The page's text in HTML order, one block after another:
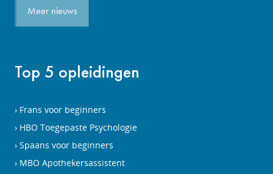
Meer nieuws
Top 5 opleidingen
Frans voor beginners
HBO Toegepaste Psychologie
Spaans voor beginners
MBO Apothekersassistent